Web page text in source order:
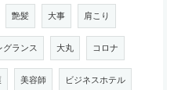
艶髪 大事 肩こり
グランス 大丸 コロナ
美容師 ビジネスホテル